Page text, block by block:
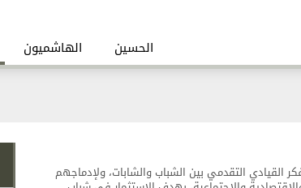
الحسين الهاشميون
القيادي التقدمي بين الشباب والشابات، ولإدماجهم